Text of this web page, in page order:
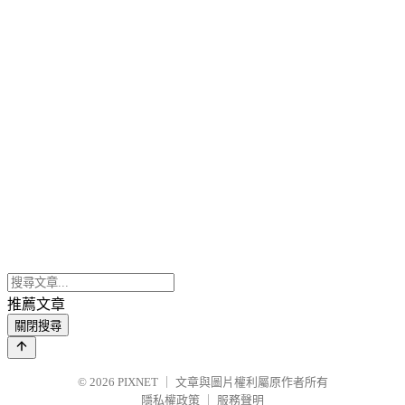
推薦文章
關閉搜尋
© 2026 PIXNET
文章與圖片權利屬原作者所有
隱私權政策
服務聲明